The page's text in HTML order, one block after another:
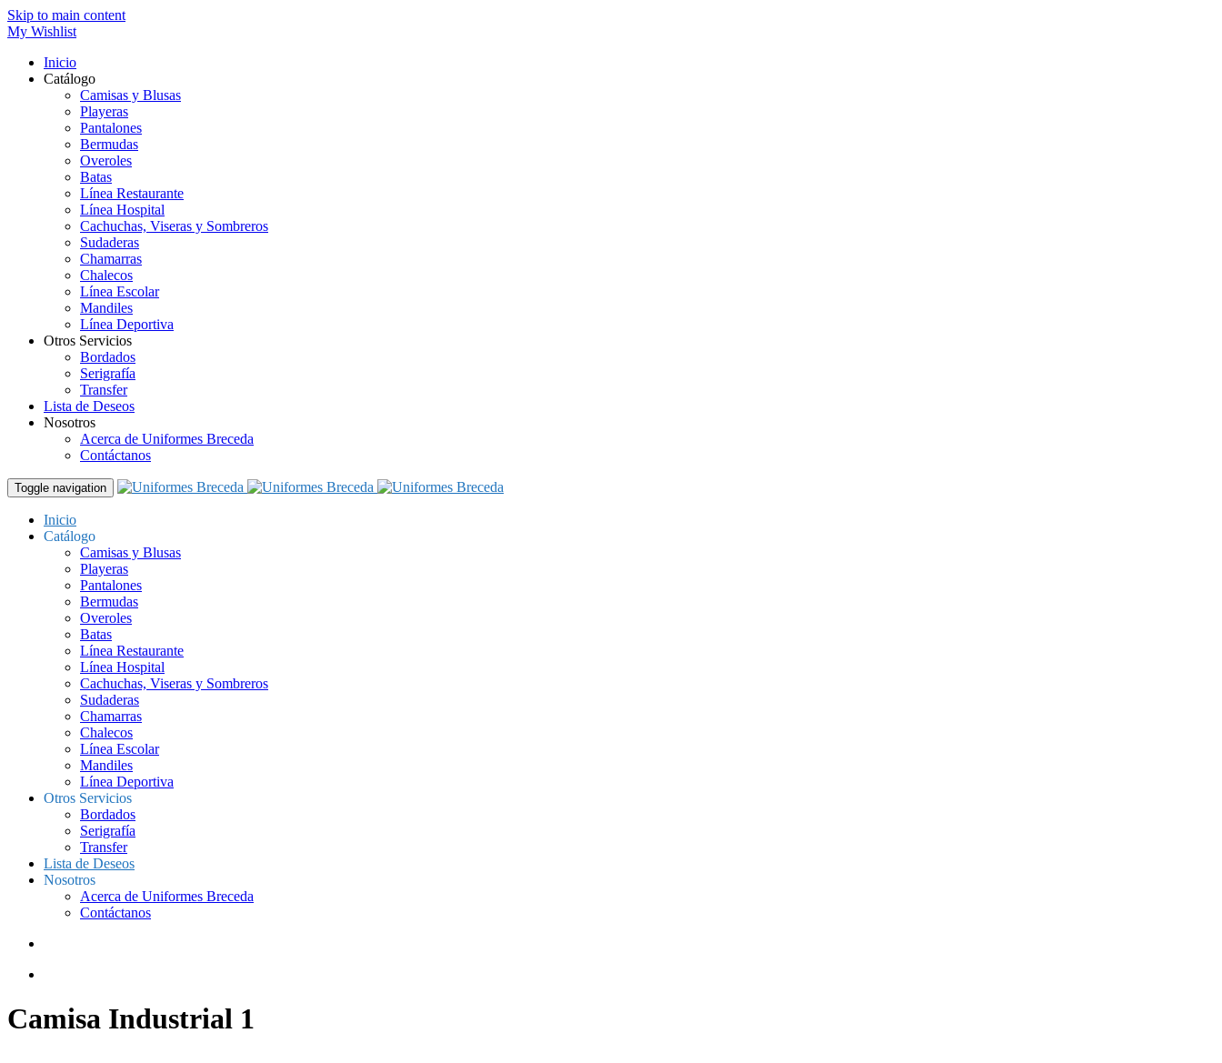
Skip to main content
My Wishlist
Inicio
Catálogo
Camisas y Blusas
Playeras
Pantalones
Bermudas
Overoles
Batas
Línea Restaurante
Línea Hospital
Cachuchas, Viseras y Sombreros
Sudaderas
Chamarras
Chalecos
Línea Escolar
Mandiles
Línea Deportiva
Otros Servicios
Bordados
Serigrafía
Transfer
Lista de Deseos
Nosotros
Acerca de Uniformes Breceda
Contáctanos
Toggle navigation
Inicio
Catálogo
Camisas y Blusas
Playeras
Pantalones
Bermudas
Overoles
Batas
Línea Restaurante
Línea Hospital
Cachuchas, Viseras y Sombreros
Sudaderas
Chamarras
Chalecos
Línea Escolar
Mandiles
Línea Deportiva
Otros Servicios
Bordados
Serigrafía
Transfer
Lista de Deseos
Nosotros
Acerca de Uniformes Breceda
Contáctanos
Camisa Industrial 1